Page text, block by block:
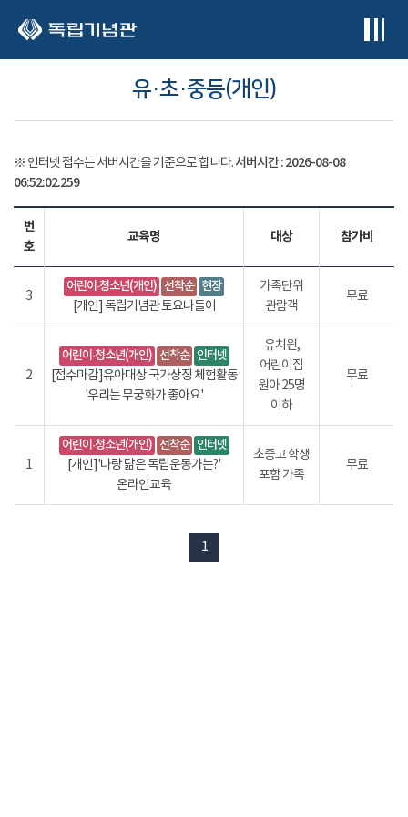
유·초·중등(개인)
※ 인터넷 접수는 서버시간을 기준으로 합니다.서버시간 :2026-08-08
06:52:02.268
번
호
교육명 대상 참가비
3
어린이·청소년(개인) 선착순 현장
[개인] 독립기념관 토요나들이
가족단위
관람객
무료
2
어린이·청소년(개인) 선착순 인터넷
[접수마감]유아대상 국가상징 체험활동
'우리는 무궁화가 좋아요'
유치원,
어린이집
원아 25명
이하
무료
1
어린이·청소년(개인) 선착순 인터넷
[개인]'나랑 닮은 독립운동가는?'
온라인교육
초중고 학생
포함 가족
무료
1